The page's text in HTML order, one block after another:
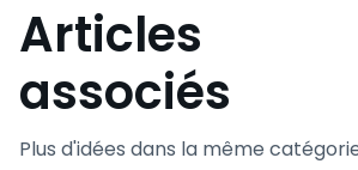
Articles
associés
Plus d'idées dans la même